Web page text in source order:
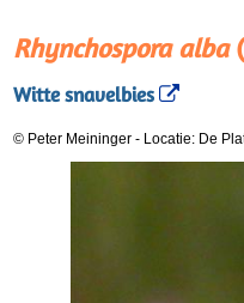
Rhynchospora alba
Witte snavelbies
© Peter Meininger - Locatie: De